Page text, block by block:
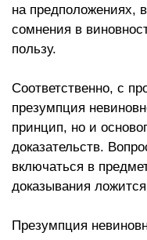
на предположениях,
сомнения в
пользу.
Соответственно, с
презумпция
принцип, но и
доказательств.
включаться в
доказывания
Презумпция